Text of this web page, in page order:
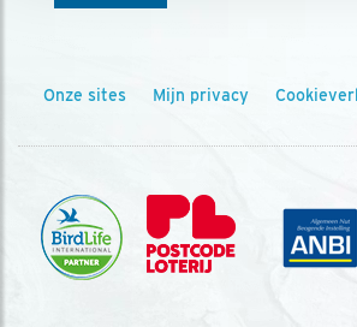
Onze sites Mijn privacy